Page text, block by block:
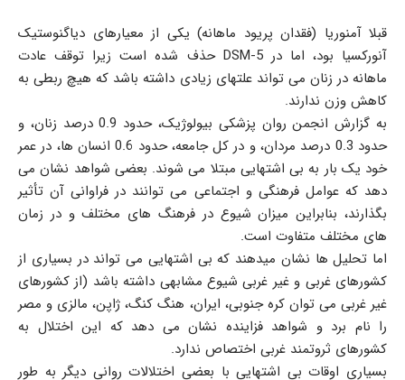
قبلا آمنوريا (فقدان پریود ماهانه) یکی از معیارهای دیاگنوستیک
آنورکسیا بود، اما در 5-DSM حذف شده است زیرا توقف عادت
ماهانه در زنان می تواند علتهای زیادی داشته باشد که هیچ ربطی به
کاهش وزن ندارند.
به گزارش انجمن روان پزشکی بیولوژیک، حدود 0.9 درصد زنان، و
حدود 0.3 درصد مردان، و در کل جامعه، حدود 0.6 انسان ها، در عمر
خود یک بار به بی اشتهایی مبتلا می شوند. بعضی شواهد نشان می
دهد که عوامل فرهنگی و اجتماعی می توانند در فراوانی آن تأثیر
بگذارند، بنابراین میزان شیوع در فرهنگ های مختلف و در زمان
های مختلف متفاوت است.
اما تحلیل ها نشان میدهند که بی اشتهایی می تواند در بسیاری از
کشورهای غربی و غیر غربی شیوع مشابهی داشته باشد (از کشورهای
غیر غربی می توان کره جنوبی، ایران، هنگ کنگ، ژاپن، مالزی و مصر
را نام برد و شواهد فزاینده نشان می دهد که این اختلال به
کشورهای ثروتمند غربی اختصاص ندارد.
بسیاری اوقات بی اشتهایی با بعضی اختلالات روانی دیگر به طور